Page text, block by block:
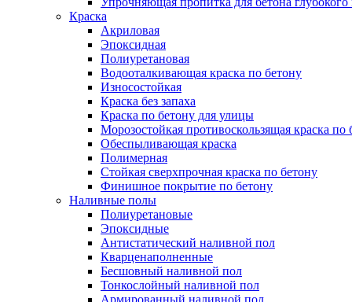
Краска
Акриловая
Эпоксидная
Полиуретановая
Водооталкивающая краска по бетону
Износостойкая
Краска без запаха
Краска по бетону для улицы
Морозостойкая противоскользящая краска по
Обеспыливающая краска
Полимерная
Стойкая сверхпрочная краска по бетону
Финишное покрытие по бетону
Наливные полы
Полиуретановые
Эпоксидные
Антистатический наливной пол
Кварценаполненные
Бесшовный наливной пол
Тонкослойный наливной пол
Армированный наливной пол